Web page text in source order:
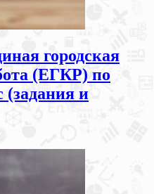
городская
(ЕГКР) по
(задания и